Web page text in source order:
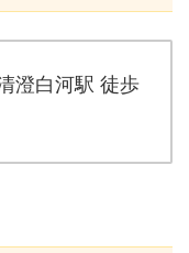
澄白河駅 徒歩